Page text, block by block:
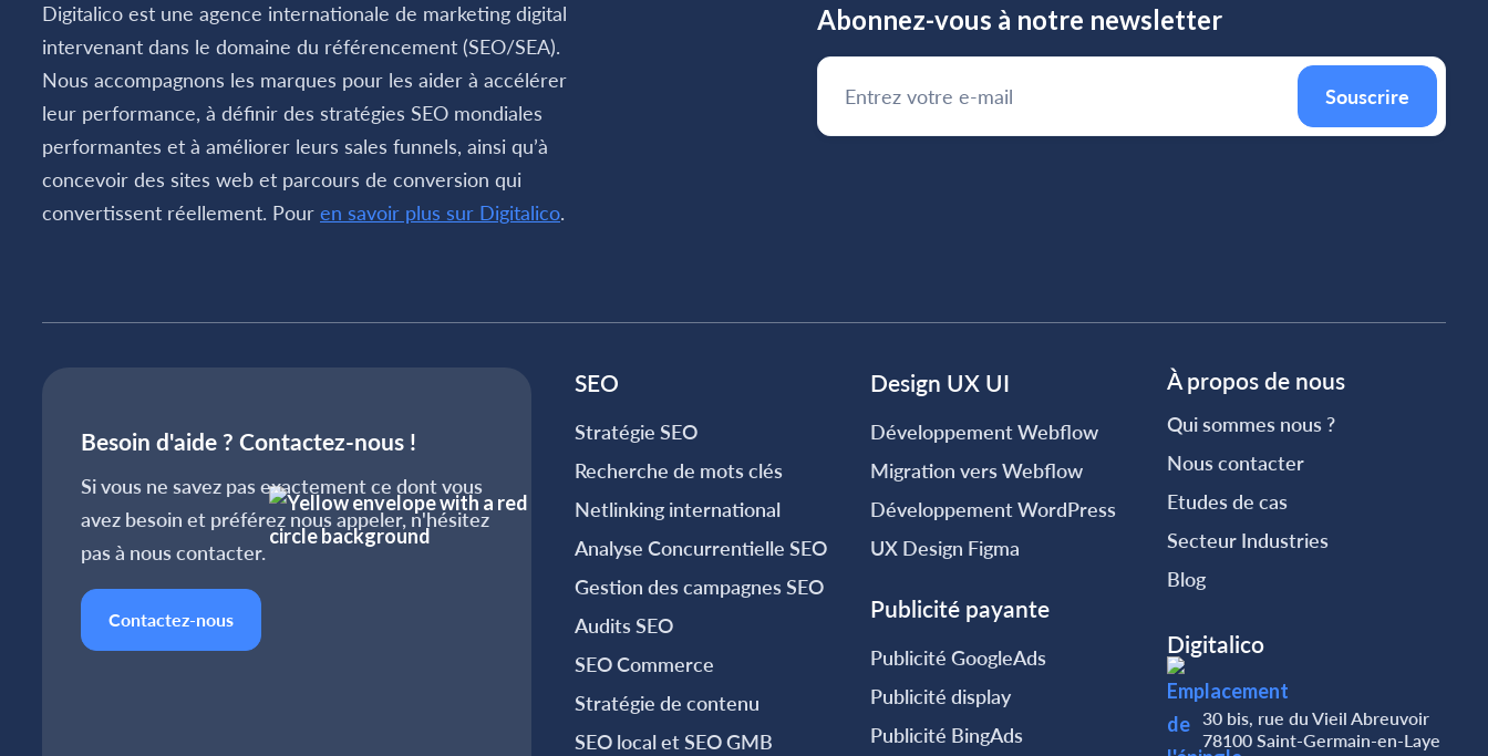
Digitalico est une agence internationale de marketing digital
intervenant dans le domaine du référencement (SEO/SEA).
Nous accompagnons les marques pour les aider à accélérer
leur performance, à définir des stratégies SEO mondiales
performantes et à améliorer leurs sales funnels, ainsi qu’à
concevoir des sites web et parcours de conversion qui
convertissent réellement. Pour en savoir plus sur Digitalico.
Abonnez-vous à notre newsletter
Besoin d'aide ? Contactez-nous !
Si vous ne savez pas exactement ce dont vous
avez besoin et préférez nous appeler, n'hésitez
pas à nous contacter.
Contactez-nous
SEO
Stratégie SEO
Recherche de mots clés
Netlinking international
Analyse Concurrentielle SEO
Gestion des campagnes SEO
Audits SEO
SEO Commerce
Stratégie de contenu
SEO local et SEO GMB
Design UX UI
Développement Webflow
Migration vers Webflow
Développement WordPress
UX Design Figma
Publicité payante
Publicité GoogleAds
Publicité display
Publicité BingAds
À propos de nous
Qui sommes nous ?
Nous contacter
Etudes de cas
Secteur Industries
Blog
Digitalico
30 bis, rue du Vieil Abreuvoir
78100 Saint-Germain-en-Laye